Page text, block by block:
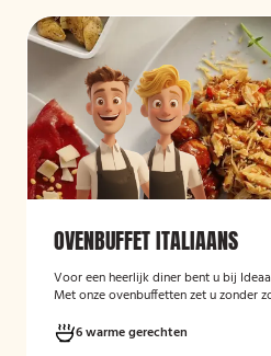
OVENBUFFET ITALIAANS
Voor een heerlijk diner bent u bij
Met onze ovenbuffetten zet u zonder
twaalf personen is een ovenbuffet
6 warme gerechten